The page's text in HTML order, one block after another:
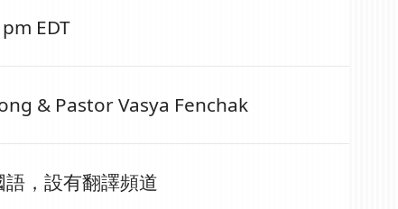
EDT
& Pastor Vasya Fenchak
，設有翻譯頻道